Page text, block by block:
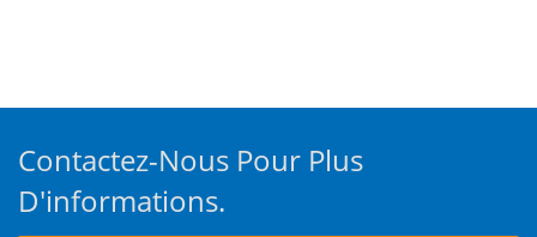
Contactez-Nous Pour Plus
D'informations.